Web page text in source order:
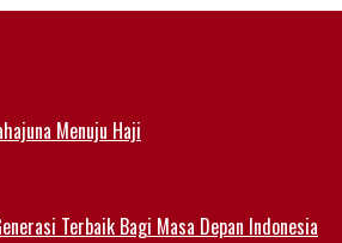
Menuju Haji
Terbaik Bagi Masa Depan Indonesia